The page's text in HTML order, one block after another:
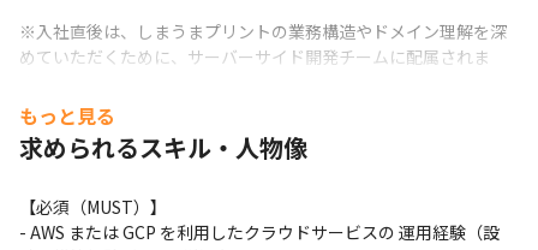
※入社直後は、しまうまプリントの業務構造やドメイン理解を深
めていただくために、サーバーサイド開発チームに配属されま
※変更範囲：当社が定める開発業務全般
【お任せしたい業務領域】
- 管理会計(受注データを集計するETLの開発・運用)
- GoogleAnalytics4 (行動データ)
もっと見る
求められるスキル・人物像
【必須（MUST）】
- AWS または GCP を利用したクラウドサービスの 運用経験（設